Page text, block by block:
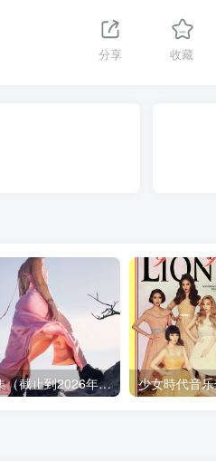
分享 收藏
P!nk音乐全集（截止到2026年07月22日）